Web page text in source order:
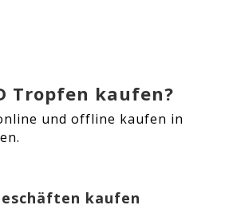
Tropfen kaufen?
und offline kaufen in
kaufen